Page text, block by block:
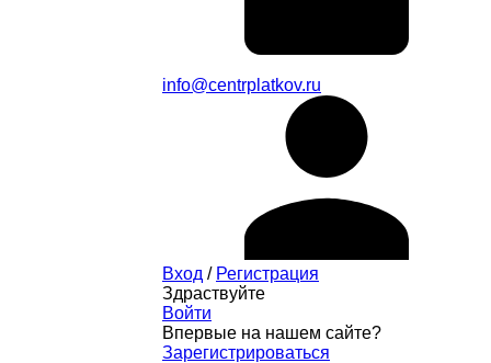
info@centrplatkov.ru
Вход / Регистрация
Здраствуйте
Войти
Впервые на нашем сайте?
Зарегистрироваться